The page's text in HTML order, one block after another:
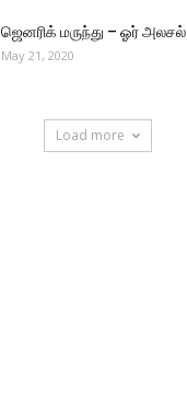
ஜெனரிக் மருந்து – ஓர் அலசல்
May 21, 2020
Load more